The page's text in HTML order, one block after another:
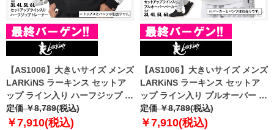
【AS1006】大きいサイズ メンズ
LARKiNS ラーキンス セットア
ップ ライン入り ハーフジップ ト
レーナー ld150-524
定価 ￥8,789(税込)
￥7,910(税込)
【AS1006】大きいサイズ メンズ
LARKiNS ラーキンス セットア
ップ ライン入り プルオーバー パ
ーカー ld651-524
定価 ￥8,789(税込)
￥7,910(税込)